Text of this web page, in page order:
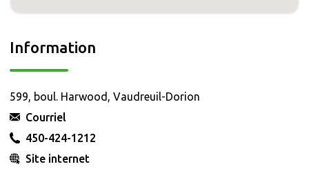
Information
599, boul. Harwood, Vaudreuil-Dorion
Courriel
450-424-1212
Site internet